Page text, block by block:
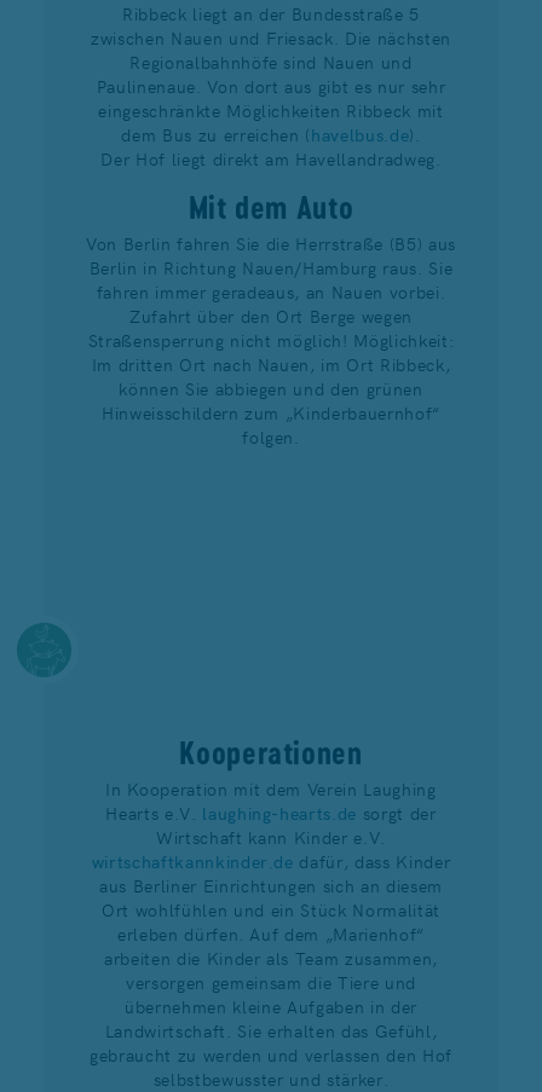
Ribbeck liegt an der Bundesstraße 5
zwischen Nauen und Friesack. Die nächsten
Regionalbahnhöfe sind Nauen und
Paulinenaue. Von dort aus gibt es nur sehr
eingeschränkte Möglichkeiten Ribbeck mit
dem Bus zu erreichen (havelbus.de).
Der Hof liegt direkt am Havellandradweg.
Mit dem Auto
Von Berlin fahren Sie die Herrstraße (B5) aus
Berlin in Richtung Nauen/Hamburg raus. Sie
fahren immer geradeaus, an Nauen vorbei.
Zufahrt über den Ort Berge wegen
Straßensperrung nicht möglich! Möglichkeit:
Im dritten Ort nach Nauen, im Ort Ribbeck,
können Sie abbiegen und den grünen
Hinweisschildern zum „Kinderbauernhof“
folgen.
Kooperationen
In Kooperation mit dem Verein Laughing
Hearts e.V. laughing-hearts.de sorgt der
Wirtschaft kann Kinder e.V.
wirtschaftkannkinder.de dafür, dass Kinder
aus Berliner Einrichtungen sich an diesem
Ort wohlfühlen und ein Stück Normalität
erleben dürfen. Auf dem „Marienhof“
arbeiten die Kinder als Team zusammen,
versorgen gemeinsam die Tiere und
übernehmen kleine Aufgaben in der
Landwirtschaft. Sie erhalten das Gefühl,
gebraucht zu werden und verlassen den Hof
selbstbewusster und stärker.